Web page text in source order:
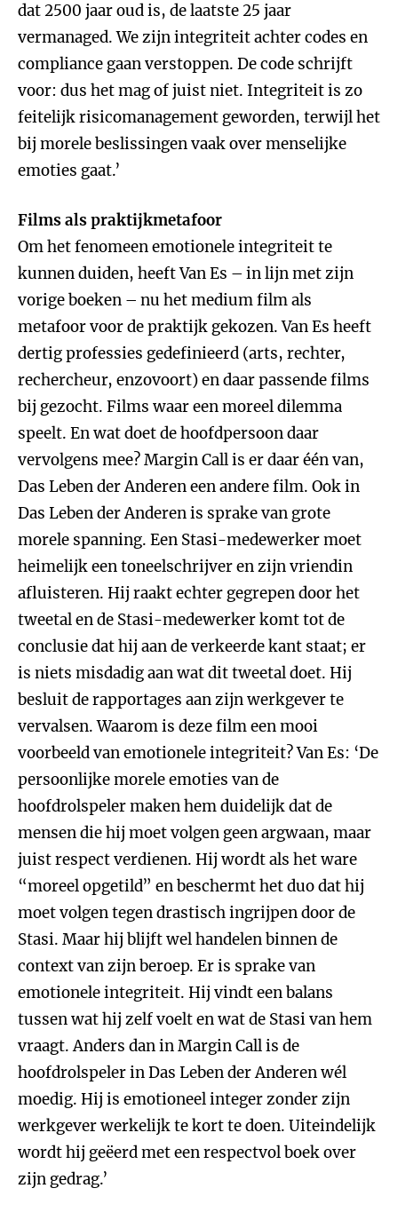
dat 2500 jaar oud is, de laatste 25 jaar
vermanaged. We zijn integriteit achter codes en
compliance gaan verstoppen. De code schrijft
voor: dus het mag of juist niet. Integriteit is zo
feitelijk risicomanagement geworden, terwijl het
bij morele beslissingen vaak over menselijke
emoties gaat.’
Films als praktijkmetafoor
Om het fenomeen emotionele integriteit te
kunnen duiden, heeft Van Es – in lijn met zijn
vorige boeken – nu het medium film als
metafoor voor de praktijk gekozen. Van Es heeft
dertig professies gedefinieerd (arts, rechter,
rechercheur, enzovoort) en daar passende films
bij gezocht. Films waar een moreel dilemma
speelt. En wat doet de hoofdpersoon daar
vervolgens mee? Margin Call is er daar één van,
Das Leben der Anderen een andere film. Ook in
Das Leben der Anderen is sprake van grote
morele spanning. Een Stasi-medewerker moet
heimelijk een toneelschrijver en zijn vriendin
afluisteren. Hij raakt echter gegrepen door het
tweetal en de Stasi-medewerker komt tot de
conclusie dat hij aan de verkeerde kant staat; er
is niets misdadig aan wat dit tweetal doet. Hij
besluit de rapportages aan zijn werkgever te
vervalsen. Waarom is deze film een mooi
voorbeeld van emotionele integriteit? Van Es: ‘De
persoonlijke morele emoties van de
hoofdrolspeler maken hem duidelijk dat de
mensen die hij moet volgen geen argwaan, maar
juist respect verdienen. Hij wordt als het ware
“moreel opgetild” en beschermt het duo dat hij
moet volgen tegen drastisch ingrijpen door de
Stasi. Maar hij blijft wel handelen binnen de
context van zijn beroep. Er is sprake van
emotionele integriteit. Hij vindt een balans
tussen wat hij zelf voelt en wat de Stasi van hem
vraagt. Anders dan in Margin Call is de
hoofdrolspeler in Das Leben der Anderen wél
moedig. Hij is emotioneel integer zonder zijn
werkgever werkelijk te kort te doen. Uiteindelijk
wordt hij geëerd met een respectvol boek over
zijn gedrag.’